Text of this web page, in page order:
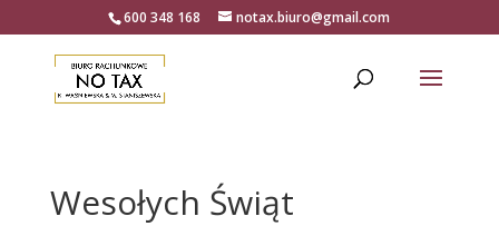
600 348 168 notax.biuro@gmail.com
Wesołych Świąt